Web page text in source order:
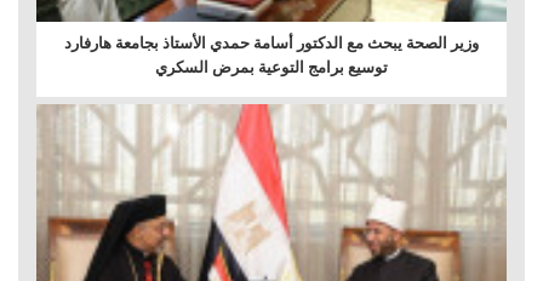
وزير الصحة يبحث مع الدكتور أسامة حمدي الأستاذ بجامعة هارفارد
توسيع برامج التوعية بمرض السكري